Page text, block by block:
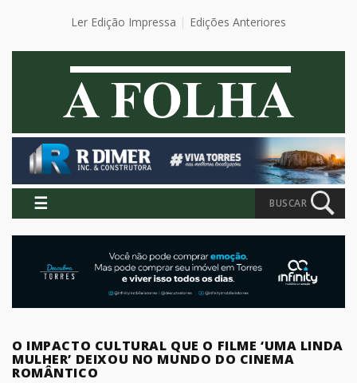
Ler Edição Impressa Edições Anteriores
☰ BUSCAR
O IMPACTO CULTURAL QUE O FILME ‘UMA LINDA
MULHER’ DEIXOU NO MUNDO DO CINEMA
ROMÂNTICO